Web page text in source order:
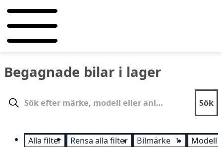
Begagnade bilar i lager
Sök
Alla filter Rensa alla filter Bilmärke 1 Modell